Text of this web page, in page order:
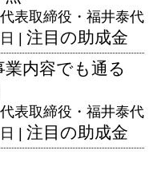
表取締役・福井泰代
| 注目の助成金
内容でも通る
表取締役・福井泰代
| 注目の助成金